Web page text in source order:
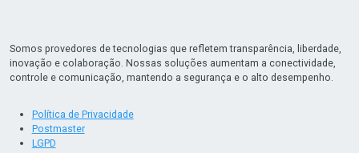
Somos provedores de tecnologias que refletem transparência, liberdade,
inovação e colaboração. Nossas soluções aumentam a conectividade,
controle e comunicação, mantendo a segurança e o alto desempenho.
Política de Privacidade
Postmaster
LGPD